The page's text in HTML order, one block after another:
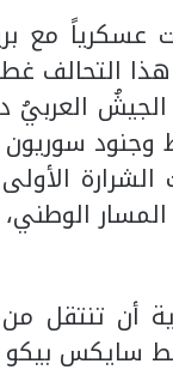
الكبرى سنة 1916،
هذا التحالف
الجيشُ
الأساس ضباط
أن تنتقل
سايكس